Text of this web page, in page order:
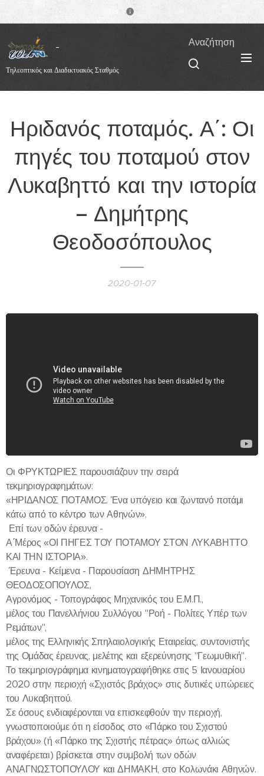
Τηλεοπτικός και Διαδικτυακός Σταθμός
Αναζήτηση
Ηριδανός ποταμός. Α΄: Οι
πηγές του ποταμού στον
Λυκαβηττό και την ιστορία
– Δημήτρης
Θεοδοσόπουλος
2020-01-07
Οι ΦΡΥΚΤΩΡΙΕΣ παρουσιάζουν την σειρά
τεκμηριογραφημάτων:
«ΗΡΙΔΑΝΟΣ ΠΟΤΑΜΟΣ. Ένα υπόγειο και ζωντανό ποτάμι
κάτω από το κέντρο των Αθηνών».
Επί των οδών έρευνα -
Α΄Μέρος «ΟΙ ΠΗΓΕΣ ΤΟΥ ΠΟΤΑΜΟΥ ΣΤΟΝ ΛΥΚΑΒΗΤΤΟ
ΚΑΙ ΤΗΝ ΙΣΤΟΡΙΑ».
Έρευνα - Κείμενα - Παρουσίαση ΔΗΜΗΤΡΗΣ
ΘΕΟΔΟΣΟΠΟΥΛΟΣ,
Αγρονόμος - Τοπογράφος Μηχανικός του Ε.Μ.Π.,
μέλος του Πανελλήνιου Συλλόγου "Ροή - Πολίτες Υπέρ των
Ρεμάτων",
μέλος της Ελληνικής Σπηλαιολογικής Εταιρείας, συντονιστής
της Ομάδας έρευνας, μελέτης και εξερεύνησης "Γεωμυθική".
Το τεκμηριογράφημα κινηματογραφήθηκε στις 5 Ιανουαρίου
2020 στην περιοχή «Σχιστός βράχος» στις δυτικές υπώρειες
του Λυκαβηττού.
Σε όσους ενδιαφέρονται να επισκεφθούν την περιοχή,
γνωστοποιούμε ότι η είσοδος στο «Πάρκο του Σχιστού
βράχου» (ή «Πάρκο της Σχιστής πέτρας» όπως αλλιώς
αναφέρεται) βρίσκεται στην συμβολή των οδών
ΑΝΑΓΝΩΣΤΟΠΟΥΛΟΥ και ΔΗΜΑΚΗ, στο Κολωνάκι Αθηνών.